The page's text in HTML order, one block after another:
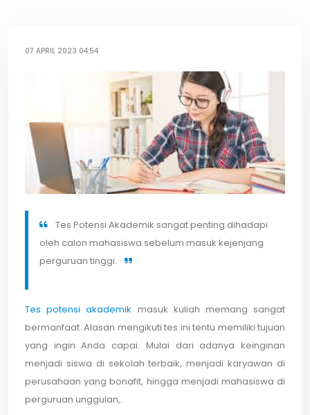
07 APRIL 2023 04:54
Tes Potensi Akademik sangat penting dihadapi
oleh calon mahasiswa sebelum masuk kejenjang
perguruan tinggi.
Tes potensi akademik masuk kuliah memang sangat
bermanfaat. Alasan mengikuti tes ini tentu memiliki tujuan
yang ingin Anda capai. Mulai dari adanya keinginan
menjadi siswa di sekolah terbaik, menjadi karyawan di
perusahaan yang bonafit, hingga menjadi mahasiswa di
perguruan unggulan,.